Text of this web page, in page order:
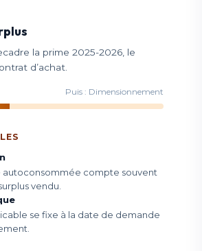
la prime 2025-2026, le
d’achat.
Puis : Dimensionnement
autoconsommée compte souvent
vendu.
se fixe à la date de demande